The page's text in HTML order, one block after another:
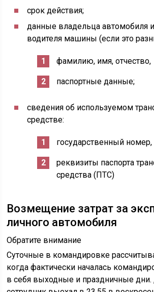
срок действия;
данные владельца автомобиля
водителя машины (если это
фамилию, имя, отчество,
паспортные данные;
сведения об используемом
средстве:
государственный номер,
реквизиты паспорта
средства (ПТС)
Возмещение затрат за
личного автомобиля
Обратите внимание
Суточные в командировке
когда фактически началась
в себя выходные и праздничные